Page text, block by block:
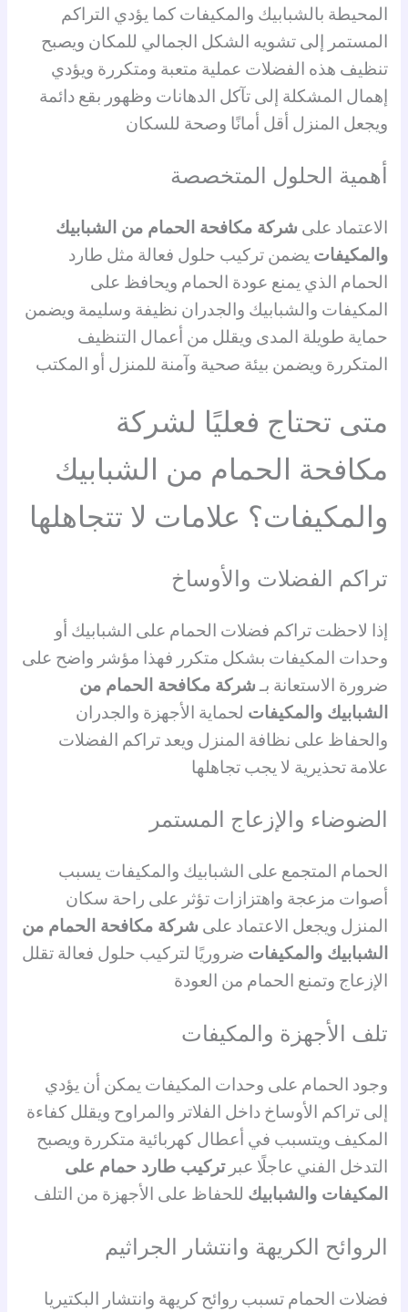
المحيطة بالشبابيك والمكيفات كما يؤدي التراكم
المستمر إلى تشويه الشكل الجمالي للمكان ويصبح
تنظيف هذه الفضلات عملية متعبة ومتكررة ويؤدي
إهمال المشكلة إلى تآكل الدهانات وظهور بقع دائمة
ويجعل المنزل أقل أمانًا وصحة للسكان
أهمية الحلول المتخصصة
الاعتماد على شركة مكافحة الحمام من الشبابيك
والمكيفات يضمن تركيب حلول فعالة مثل طارد
الحمام الذي يمنع عودة الحمام ويحافظ على
المكيفات والشبابيك والجدران نظيفة وسليمة ويضمن
حماية طويلة المدى ويقلل من أعمال التنظيف
المتكررة ويضمن بيئة صحية وآمنة للمنزل أو المكتب
متى تحتاج فعليًا لشركة
مكافحة الحمام من الشبابيك
والمكيفات؟ علامات لا تتجاهلها
تراكم الفضلات والأوساخ
إذا لاحظت تراكم فضلات الحمام على الشبابيك أو
وحدات المكيفات بشكل متكرر فهذا مؤشر واضح على
ضرورة الاستعانة بـشركة مكافحة الحمام من
الشبابيك والمكيفات لحماية الأجهزة والجدران
والحفاظ على نظافة المنزل ويعد تراكم الفضلات
علامة تحذيرية لا يجب تجاهلها
الضوضاء والإزعاج المستمر
الحمام المتجمع على الشبابيك والمكيفات يسبب
أصوات مزعجة واهتزازات تؤثر على راحة سكان
المنزل ويجعل الاعتماد على شركة مكافحة الحمام من
الشبابيك والمكيفات ضروريًا لتركيب حلول فعالة تقلل
الإزعاج وتمنع الحمام من العودة
تلف الأجهزة والمكيفات
وجود الحمام على وحدات المكيفات يمكن أن يؤدي
إلى تراكم الأوساخ داخل الفلاتر والمراوح ويقلل كفاءة
المكيف ويتسبب في أعطال كهربائية متكررة ويصبح
التدخل الفني عاجلًا عبرتركيب طارد حمام على
المكيفات والشبابيك للحفاظ على الأجهزة من التلف
الروائح الكريهة وانتشار الجراثيم
فضلات الحمام تسبب روائح كريهة وانتشار البكتيريا